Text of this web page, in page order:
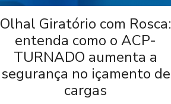
Olhal Giratório com Rosca:
entenda como o ACP-
TURNADO aumenta a
segurança no içamento de
cargas